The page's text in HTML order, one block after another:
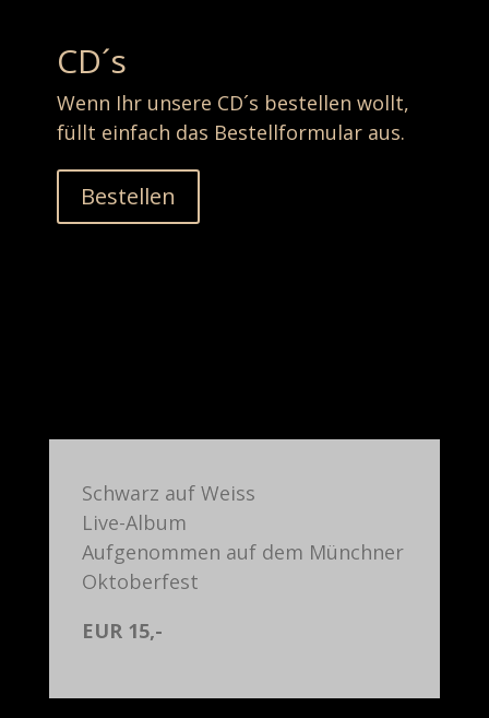
CD´s
Wenn Ihr unsere CD´s bestellen wollt,
füllt einfach das Bestellformular aus.
Bestellen
Schwarz auf Weiss
Live-Album
Aufgenommen auf dem Münchner
Oktoberfest
EUR 15,-